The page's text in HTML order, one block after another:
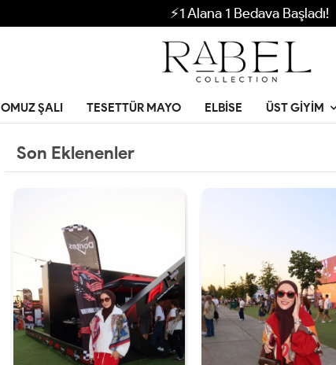
⚡1 Alana 1 Bedava Başladı!
OMUZ ŞALI TESETTÜR MAYO ELBISE ÜST GIYIM
Son Eklenenler